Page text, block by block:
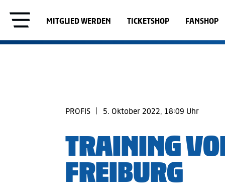
MITGLIED WERDEN TICKETSHOP FANSHOP
PROFIS 5. Oktober 2022, 18:09 Uhr
TRAINING
FREIBURG